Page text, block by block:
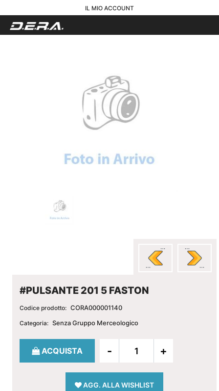
IL MIO ACCOUNT
#PULSANTE 201 5 FASTON
Codice prodotto: CORA000001140
Categoria: Senza Gruppo Merceologico
Quantità
ACQUISTA
AGG. ALLA WISHLIST